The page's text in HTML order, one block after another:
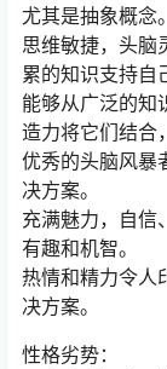
尤其是抽象概念。
思维敏捷，头脑
累的知识支持自
能够从广泛的知
造力将它们结合
优秀的头脑风暴
决方案。
充满魅力，自信
有趣和机智。
热情和精力令人
决方案。
性格劣势：